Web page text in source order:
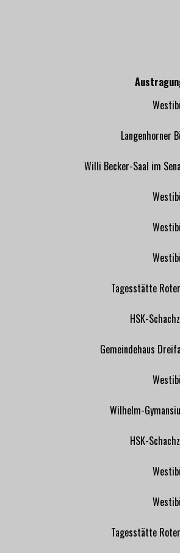
Langenhorner
Willi Becker-Saal im
Tagesstätte
HSK-
Gemeindehaus
Wilhelm-
HSK-
Tagesstätte